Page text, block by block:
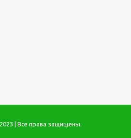
| Все права защищены.